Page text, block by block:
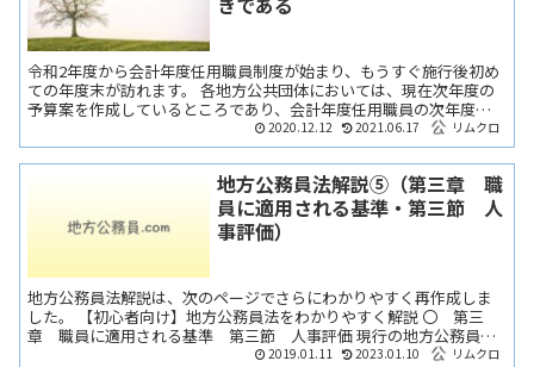
令和2年度から会計年度任用職員制度が始まり、もうすぐ施行後初め
ての年度末が訪れます。 各地方公共団体においては、現在次年度の
予算案を作成しているところであり、会計年度任用職員の次年度の
任用についても、順次事務を進めているところです。 そうい...
2020.12.12 2021.06.17 リムクロ
地方公務員法解説⑤（第三章 職
員に適用される基準・第三節 人
事評価）
地方公務員法解説は、次のページでさらにわかりやすく再作成しま
した。 【初心者向け】地方公務員法をわかりやすく解説 〇 第三
章 職員に適用される基準 第三節 人事評価 現行の地方公務員に
係る人事評価制度は、平成２６年５月１４日付けで公布され、...
2019.01.11 2023.01.10 リムクロ